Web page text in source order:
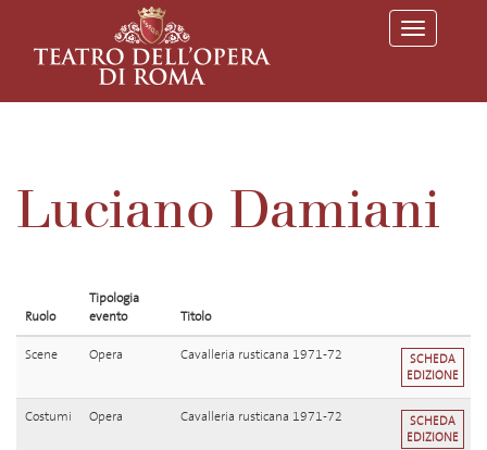
T
o
l
a
Luciano Damiani
Ruolo
Tipologia
evento
Titolo
Scene Opera Cavalleria rusticana 1971-72
SCHEDA
EDIZIONE
Costumi Opera Cavalleria rusticana 1971-72
SCHEDA
EDIZIONE